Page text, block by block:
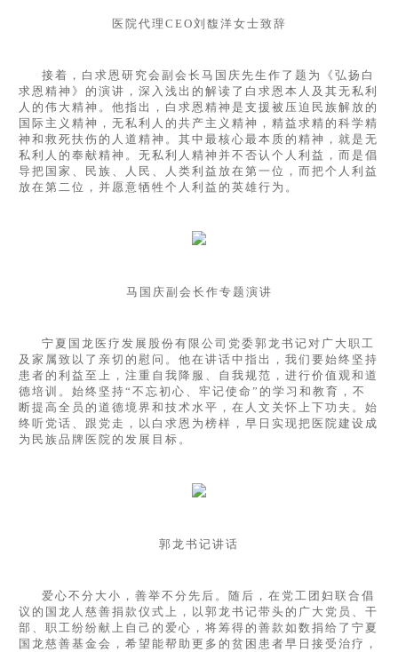
医院代理CEO刘馥洋女士致辞
接着，白求恩研究会副会长马国庆先生作了题为《弘扬白
求恩精神》的演讲，深入浅出的解读了白求恩本人及其无私利
人的伟大精神。他指出，白求恩精神是支援被压迫民族解放的
国际主义精神，无私利人的共产主义精神，精益求精的科学精
神和救死扶伤的人道精神。其中最核心最本质的精神，就是无
私利人的奉献精神。无私利人精神并不否认个人利益，而是倡
导把国家、民族、人民、人类利益放在第一位，而把个人利益
放在第二位，并愿意牺牲个人利益的英雄行为。
马国庆副会长作专题演讲
宁夏国龙医疗发展股份有限公司党委郭龙书记对广大职工
及家属致以了亲切的慰问。他在讲话中指出，我们要始终坚持
患者的利益至上，注重自我降服、自我规范，进行价值观和道
德培训。始终坚持“不忘初心、牢记使命”的学习和教育，不
断提高全员的道德境界和技术水平，在人文关怀上下功夫。始
终听党话、跟党走，以白求恩为榜样，早日实现把医院建设成
为民族品牌医院的发展目标。
郭龙书记讲话
爱心不分大小，善举不分先后。随后，在党工团妇联合倡
议的国龙人慈善捐款仪式上，以郭龙书记带头的广大党员、干
部、职工纷纷献上自己的爱心，将筹得的善款如数捐给了宁夏
国龙慈善基金会，希望能帮助更多的贫困患者早日接受治疗，